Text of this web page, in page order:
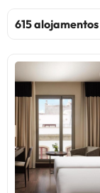
615 alojamentos